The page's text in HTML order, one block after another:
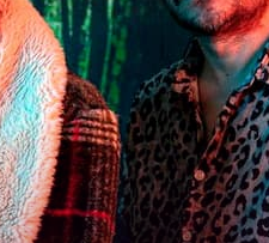
BRDCST
ABtv
Chèque-